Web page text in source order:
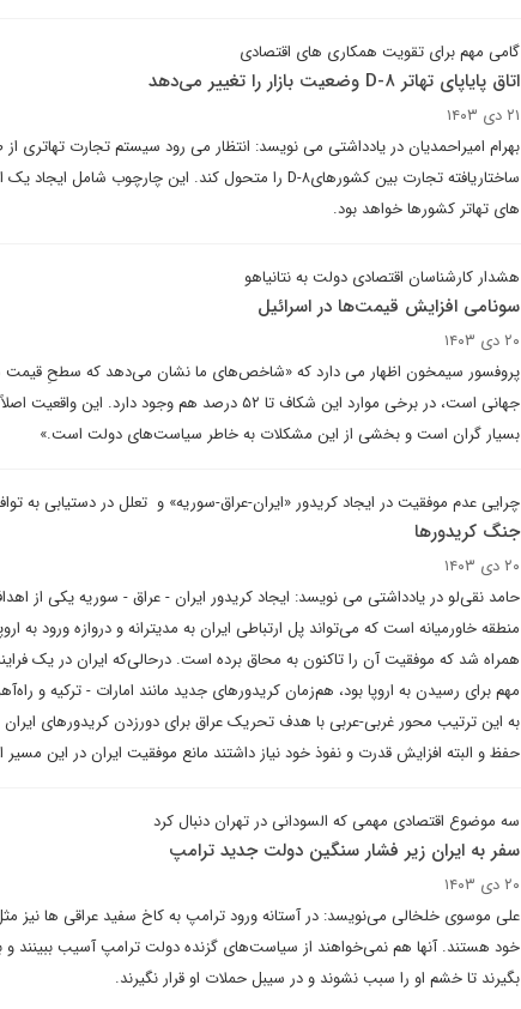
گامی مهم برای تقویت همکاری های اقتصادی
اتاق پایاپای تهاتر D-۸ وضعیت بازار را تغییر می‌دهد
۲۱ دی ۱۴۰۳
بهرام امیراحمدیان در یادداشتی می نویسد: انتظار می رود سیستم تجارت تهاتری
های تهاتر کشورها خواهد بود.
هشدار کارشناسان اقتصادی دولت به نتانیاهو
سونامی افزایش قیمت‌ها در اسرائیل
۲۰ دی ۱۴۰۳
جهانی است، در برخی موارد این شکاف تا ۵۲ درصد هم
بسیار گران است و بخشی از این مشکلات به خاطر سیاست‌های دولت است.»
چرایی عدم موفقیت ‌در ایجاد کریدور «ایران-عراق-سوریه» و ‌ تعلل در دستیابی به
جنگ کریدورها
۲۰ دی ۱۴۰۳
‌حامد نقی‌لو در یادداشتی می نویسد: ایجاد کریدور ایران - عراق - سوریه یکی از
منطقه خاورمیانه است که می‌تواند پل ارتباطی ایران به مدیترانه و دروازه ورود به
همراه شد که موفقیت آن را تاکنون به محاق برده است. در‌حالی‌که ایران در یک
مهم برای رسیدن به اروپا بود، هم‌زمان کریدورهای جدید مانند امارات - ترکیه و
به این ترتیب محور غربی-عربی با هدف تحریک عراق برای دورزدن کریدورهای
حفظ و البته افزایش قدرت و نفوذ خود نیاز داشتند مانع موفقیت ایران در این
سه موضوع اقتصادی مهمی که السودانی در تهران دنبال کرد
سفر به ایران زیر فشار سنگین دولت جدید ترامپ
۲۰ دی ۱۴۰۳
علی موسوی خلخالی می‌نویسد: در آستانه ورود ترامپ به کاخ سفید عراقی ها نیز
خود هستند. آنها هم نمی‌خواهند از سیاست‌های گزنده دولت ترامپ آسیب ببینند
بگیرند تا خشم او را سبب نشوند و در سیبل حملات او قرار نگیرند.